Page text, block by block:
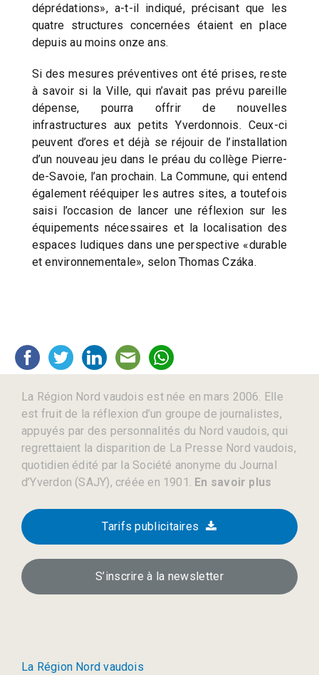
déprédations», a-t-il indiqué, précisant que les
quatre structures concernées étaient en place
depuis au moins onze ans.
Si des mesures préventives ont été prises, reste
à savoir si la Ville, qui n’avait pas prévu pareille
dépense, pourra offrir de nouvelles
infrastructures aux petits Yverdonnois. Ceux-ci
peuvent d’ores et déjà se réjouir de l’installation
d’un nouveau jeu dans le préau du collège Pierre-
de-Savoie, l’an prochain. La Commune, qui entend
également rééquiper les autres sites, a toutefois
saisi l’occasion de lancer une réflexion sur les
équipements nécessaires et la localisation des
espaces ludiques dans une perspective «durable
et environnementale», selon Thomas Czáka.
La Région Nord vaudois est née en mars 2006. Elle
est fruit de la réflexion d’un groupe de journalistes,
appuyés par des personnalités du Nord vaudois, qui
regrettaient la disparition de La Presse Nord vaudois,
quotidien édité par la Société anonyme du Journal
d’Yverdon (SAJY), créée en 1901. En savoir plus
Tarifs publicitaires
S’inscrire à la newsletter
La Région Nord vaudois